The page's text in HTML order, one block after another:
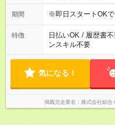
期間 ※即日スタートOK
特徴 日払いOK / 履歴書
ンスキル不要
気になる！
掲載元企業名 株式会社綜合